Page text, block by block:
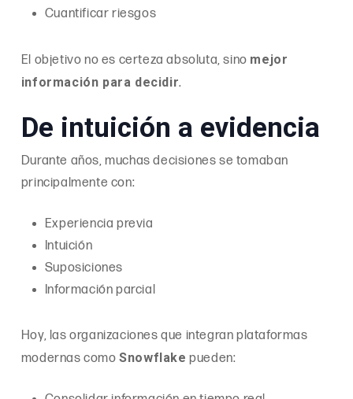
Cuantificar riesgos
El objetivo no es certeza absoluta, sino mejor
información para decidir.
De intuición a evidencia
Durante años, muchas decisiones se tomaban
principalmente con:
Experiencia previa
Intuición
Suposiciones
Información parcial
Hoy, las organizaciones que integran plataformas
modernas comoSnowflake pueden: